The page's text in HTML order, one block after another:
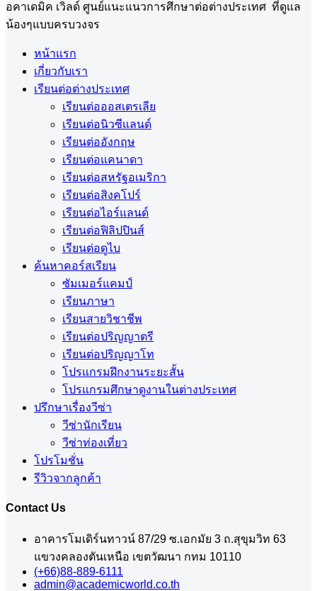
อคาเดมิค เวิลด์ ศูนย์แนะแนวการศึกษาต่อต่างประเทศ ที่ดูแล
น้องๆแบบครบวงจร
หน้าแรก
เกี่ยวกับเรา
เรียนต่อต่างประเทศ
เรียนต่อออสเตรเลีย
เรียนต่อนิวซีแลนด์
เรียนต่ออังกฤษ
เรียนต่อแคนาดา
เรียนต่อสหรัฐอเมริกา
เรียนต่อสิงคโปร์
เรียนต่อไอร์แลนด์
เรียนต่อฟิลิปปินส์
เรียนต่อดูไบ
ค้นหาคอร์สเรียน
ซัมเมอร์แคมป์
เรียนภาษา
เรียนสายวิชาชีพ
เรียนต่อปริญญาตรี
เรียนต่อปริญญาโท
โปรแกรมฝึกงานระยะสั้น
โปรแกรมศึกษาดูงานในต่างประเทศ
ปรึกษาเรื่องวีซ่า
วีซ่านักเรียน
วีซ่าท่องเที่ยว
โปรโมชั่น
รีวิวจากลูกค้า
Contact Us
อาคารโมเดิร์นทาวน์ 87/29 ซ.เอกมัย 3 ถ.สุขุมวิท 63
แขวงคลองตันเหนือ เขตวัฒนา กทม 10110
(+66)88-889-6111
admin@academicworld.co.th